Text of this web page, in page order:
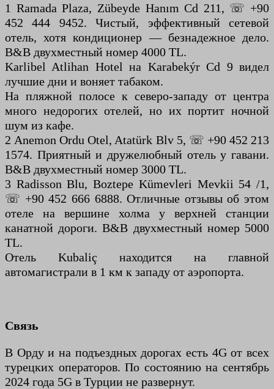
1 Ramada Plaza, Zübeyde Hanım Cd 211, ☏ +90
452 444 9452. Чистый, эффективный сетевой
отель, хотя кондиционер — безнадежное дело.
B&B двухместный номер 4000 TL.
Karlibel Atlihan Hotel на Karabekýr Cd 9 видел
лучшие дни и воняет табаком.
На пляжной полосе к северо-западу от центра
много недорогих отелей, но их портит ночной
шум из кафе.
2 Anemon Ordu Otel, Atatürk Blv 5, ☏ +90 452 213
1574. Приятный и дружелюбный отель у гавани.
B&B двухместный номер 3000 TL.
3 Radisson Blu, Boztepe Kümevleri Mevkii 54 /1,
☏ +90 452 666 6888. Отличные отзывы об этом
отеле на вершине холма у верхней станции
канатной дороги. B&B двухместный номер 5000
TL.
Отель Kubaliç находится на главной
автомагистрали в 1 км к западу от аэропорта.
Связь
В Орду и на подъездных дорогах есть 4G от всех
турецких операторов. По состоянию на сентябрь
2024 года 5G в Турции не развернут.